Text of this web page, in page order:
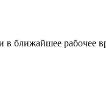
ближайшее рабочее